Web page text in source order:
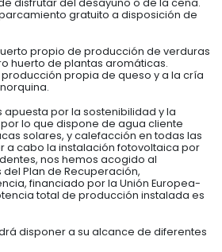
disfrutar del desayuno o de la cena.
gratuito a disposición de
propio de producción de verduras
huerto de plantas aromáticas.
propia de queso y a la cría
apuesta por la sostenibilidad y la
lo que dispone de agua cliente
solares, y calefacción en todas las
a cabo la instalación fotovoltaica por
nos hemos acogido al
Plan de Recuperación,
financiado por la Unión Europea-
total de producción instalada es
disponer a su alcance de diferentes